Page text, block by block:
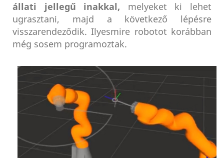
állati jellegű inakkal, melyeket ki lehet
ugrasztani, majd a következő lépésre
visszarendeződik. Ilyesmire robotot korábban
még sosem programoztak.